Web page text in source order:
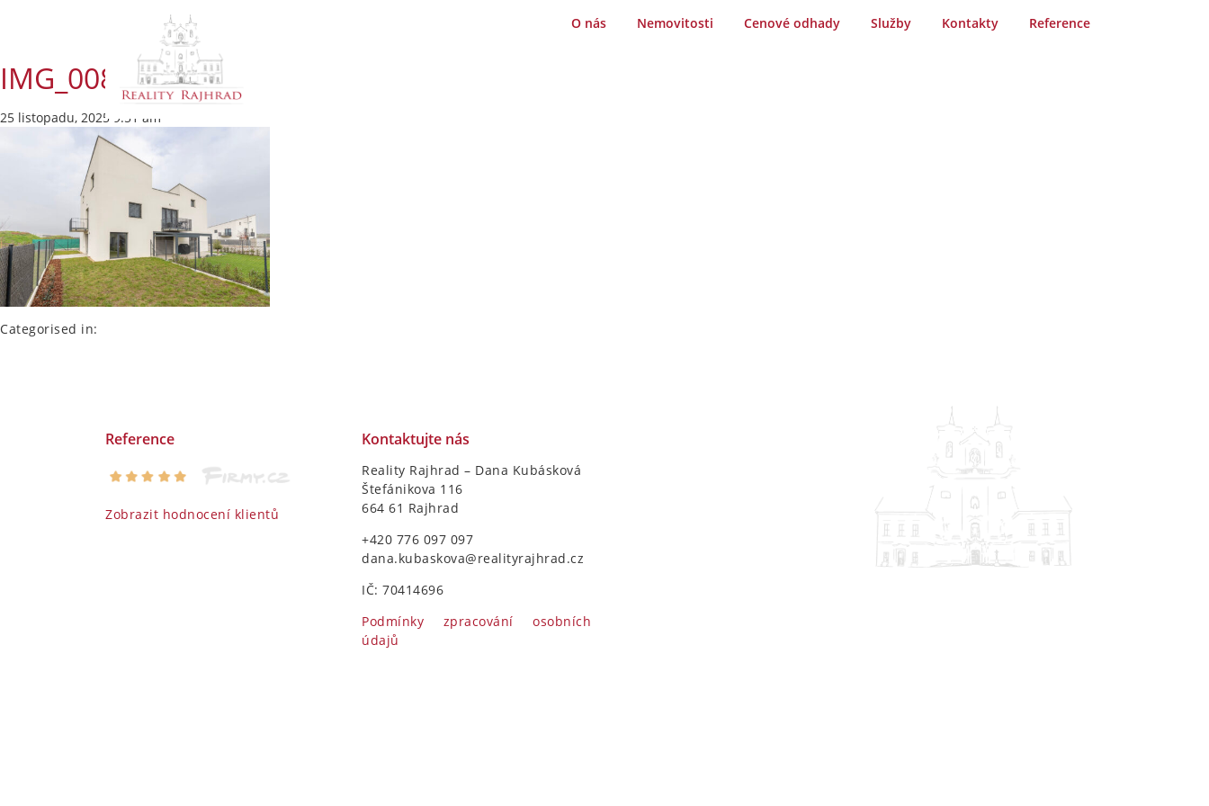
O nás Nemovitosti Cenové odhady Služby Kontakty Reference
IMG_0085-HDR
25 listopadu, 2025 9:51 am
Categorised in:
Reference
Zobrazit hodnocení klientů
Kontaktujte nás
Reality Rajhrad – Dana Kubásková
Štefánikova 116
664 61 Rajhrad
+420 776 097 097
dana.kubaskova@realityrajhrad.cz
IČ: 70414696
Podmínky zpracování osobních
údajů